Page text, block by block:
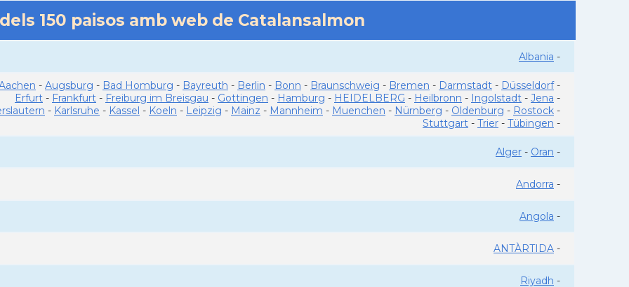
150 paisos amb web de Catalansalmon
Albania -
- Augsburg - Bad Homburg - Bayreuth - Berlin - Bonn - Braunschweig - Bremen - Darmstadt - Düsseldorf-
Erfurt - Frankfurt - Freiburg im Breisgau - Gottingen - Hamburg - HEIDELBERG - Heilbronn - Ingolstadt - Jena -
- Karlsruhe - Kassel - Koeln - Leipzig - Mainz - Mannheim - Muenchen - Nürnberg - Oldenburg - Rostock -
Stuttgart - Trier - Tübingen -
Alger - Oran -
Andorra -
Angola -
ANTÀRTIDA -
Riyadh -